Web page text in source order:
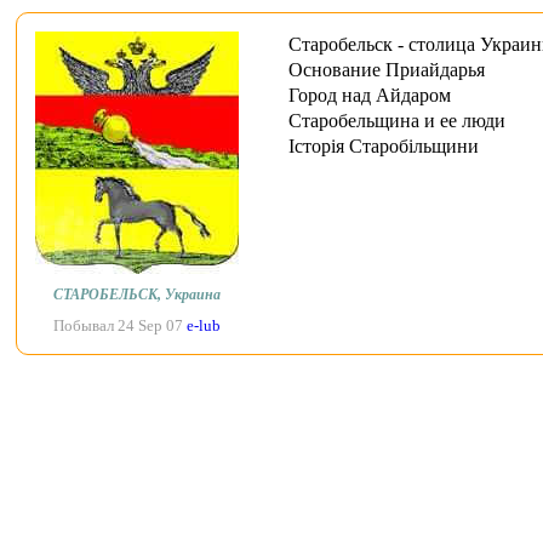
СТАРОБЕЛЬСК, Украина
Побывал 24 Sep 07 e-lub
Старобельск - столица
Основание Приайдарья
Город над Айдаром
Старобельщина и ее люди
Історія Старобільщини